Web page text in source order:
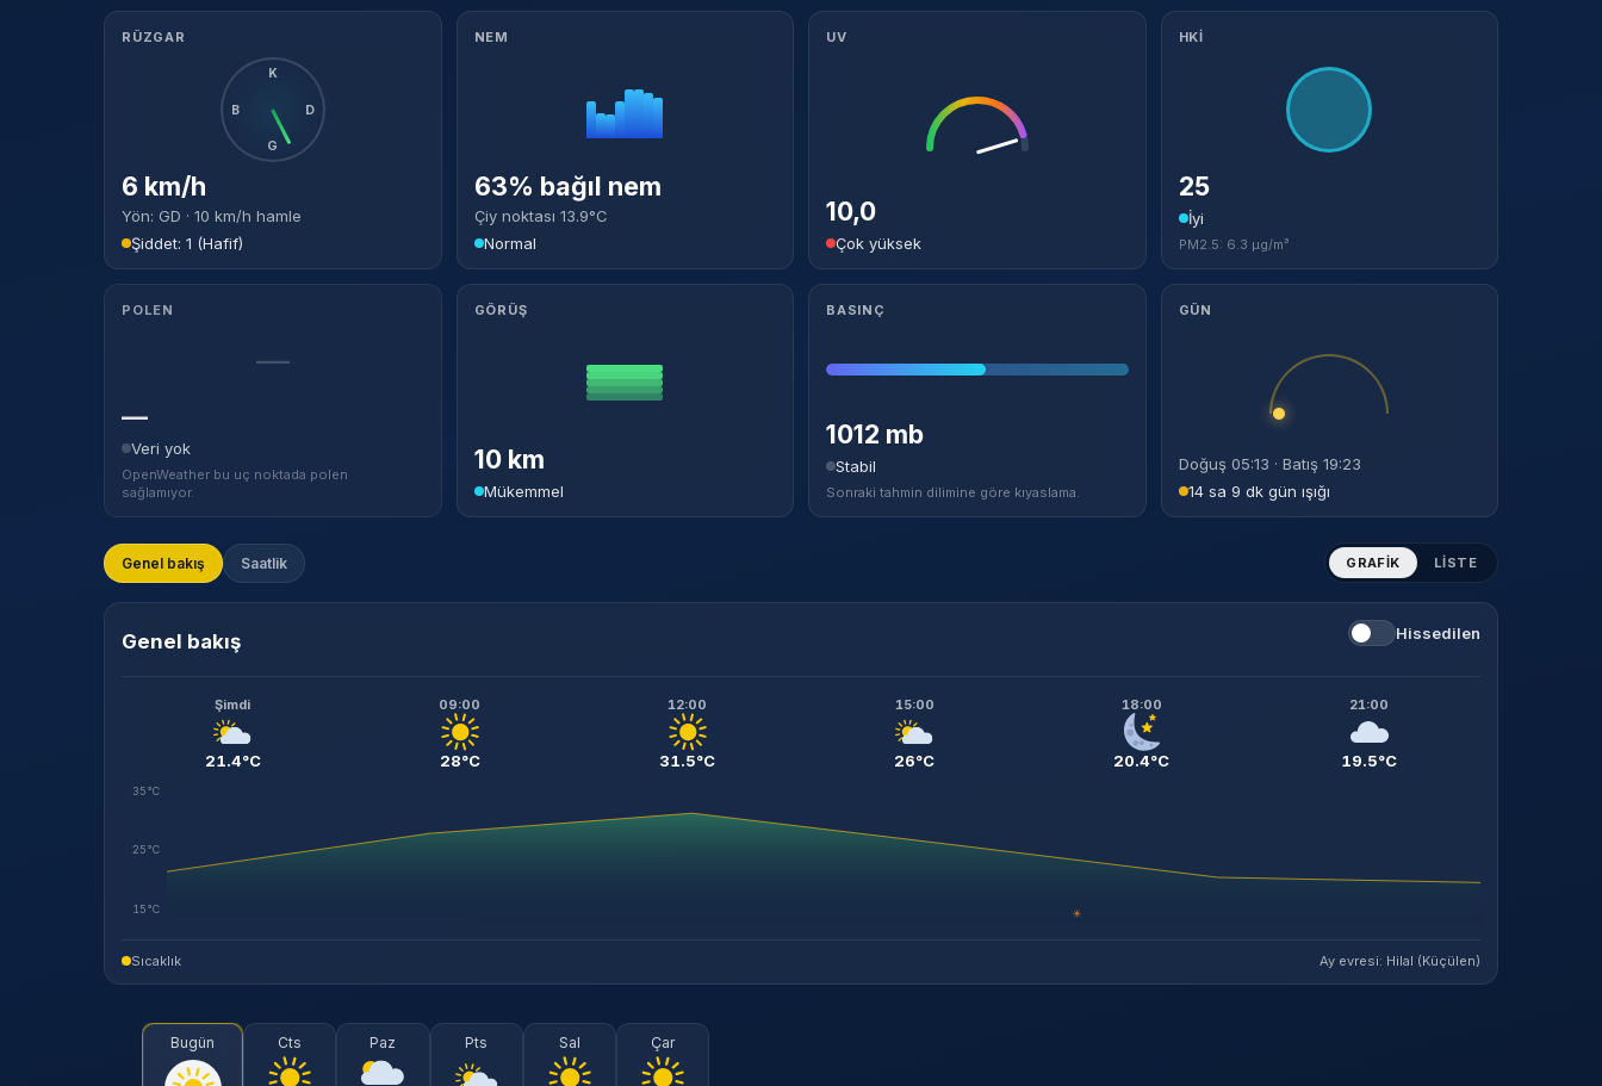
RÜZGAR
K
D
G
B
6 km/h
Yön: GD · 10 km/h hamle
Şiddet: 1 (Hafif)
NEM
63% bağıl nem
Çiy noktası 13.9°C
Normal
UV
10,0
Çok yüksek
HKİ
25
İyi
PM2.5: 6.3 µg/m³
POLEN
—
—
Veri yok
OpenWeather bu uç noktada polen
sağlamıyor.
GÖRÜŞ
10 km
Mükemmel
BASINÇ
1012 mb
Stabil
Sonraki tahmin dilimine göre kıyaslama.
GÜN
Doğuş 05:13 · Batış 19:23
14 sa 9 dk gün ışığı
Genel bakış Saatlik GRAFIK LISTE
Genel bakış Hissedilen
Şimdi
21.4°C
09:00
28°C
12:00
31.5°C
15:00
26°C
18:00
20.4°C
21:00
19.5°C
35°C
25°C
15°C ☀
Sıcaklık Ay evresi: Hilal (Küçülen)
Bugün Cts Paz Pts Sal Çar